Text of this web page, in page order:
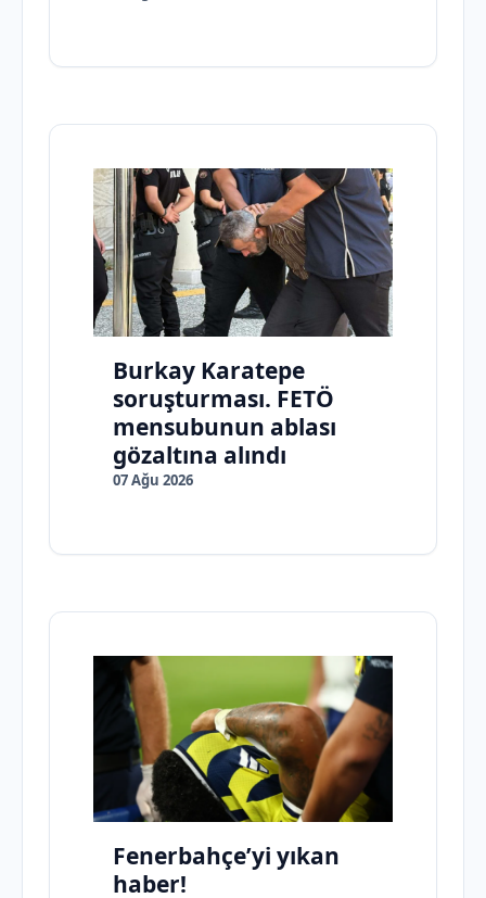
Burkay Karatepe
soruşturması. FETÖ
mensubunun ablası
gözaltına alındı
07 Ağu 2026
Fenerbahçe’yi yıkan
haber!